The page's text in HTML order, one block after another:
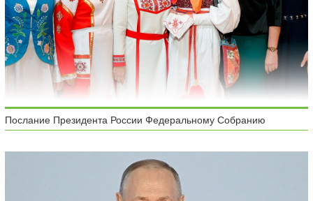
Послание Президента России Федеральному Собранию